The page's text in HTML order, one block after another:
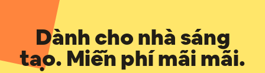
Dành cho nhà sáng
tạo. Miễn phí mãi mãi.